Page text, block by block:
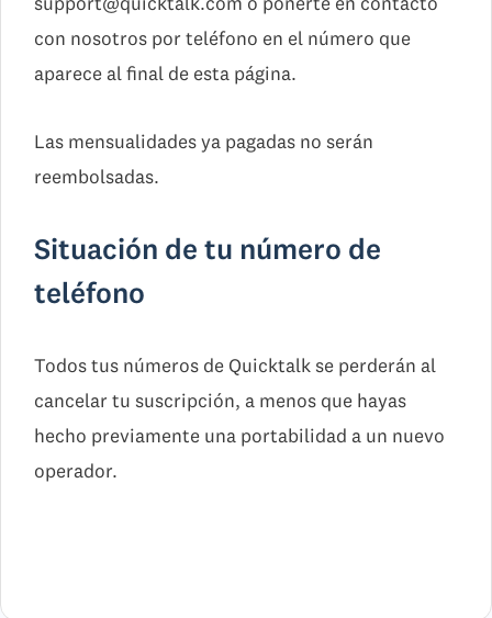
con nosotros por teléfono en el número que
aparece al final de esta página.
Las mensualidades ya pagadas no serán
reembolsadas.
Situación de tu número de
teléfono
Todos tus números de Quicktalk se perderán al
cancelar tu suscripción, a menos que hayas
hecho previamente una portabilidad a un nuevo
operador.